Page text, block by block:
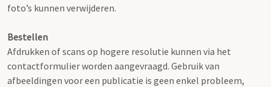
foto’s kunnen verwijderen.
Bestellen
Afdrukken of scans op hogere resolutie kunnen via het
contactformulier worden aangevraagd. Gebruik van
afbeeldingen voor een publicatie is geen enkel probleem,